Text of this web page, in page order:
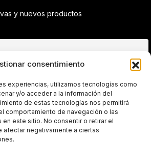
consentimiento
experiencias, utilizamos tecnologías como
y/o acceder a la información del
de estas tecnologías nos permitirá
comportamiento de navegación o las
este sitio. No consentir o retirar el
afectar negativamente a ciertas
y nuevos productos
política de privacidad.
reales.